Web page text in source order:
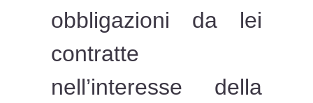
obbligazioni da lei
contratte
nell’interesse della